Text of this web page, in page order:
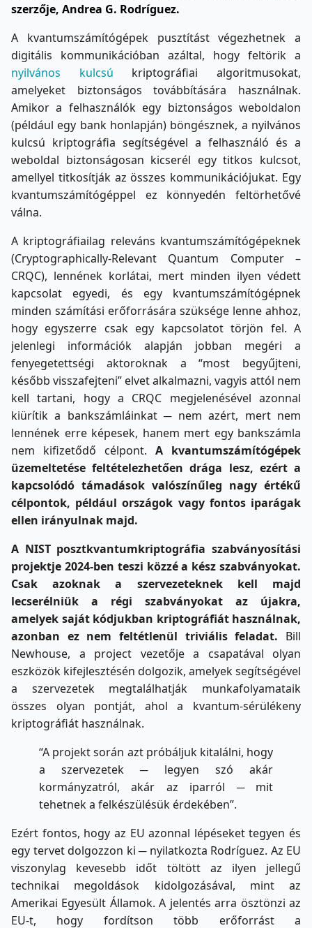
szerzője, Andrea G. Rodríguez.
A kvantumszámítógépek pusztítást végezhetnek a
digitális kommunikációban azáltal, hogy feltörik a
nyilvános kulcsú kriptográfiai algoritmusokat,
amelyeket biztonságos továbbítására használnak.
Amikor a felhasználók egy biztonságos weboldalon
(például egy bank honlapján) böngésznek, a nyilvános
kulcsú kriptográfia segítségével a felhasználó és a
weboldal biztonságosan kicserél egy titkos kulcsot,
amellyel titkosítják az összes kommunikációjukat. Egy
kvantumszámítógéppel ez könnyedén feltörhetővé
válna.
A kriptográfiailag releváns kvantumszámítógépeknek
(Cryptographically-Relevant Quantum Computer –
CRQC), lennének korlátai, mert minden ilyen védett
kapcsolat egyedi, és egy kvantumszámítógépnek
minden számítási erőforrására szüksége lenne ahhoz,
hogy egyszerre csak egy kapcsolatot törjön fel. A
jelenlegi információk alapján jobban megéri a
fenyegetettségi aktoroknak a “most begyűjteni,
később visszafejteni” elvet alkalmazni, vagyis attól nem
kell tartani, hogy a CRQC megjelenésével azonnal
kiürítik a bankszámláinkat ─ nem azért, mert nem
lennének erre képesek, hanem mert egy bankszámla
nem kifizetődő célpont. A kvantumszámítógépek
üzemeltetése feltételezhetően drága lesz, ezért a
kapcsolódó támadások valószínűleg nagy értékű
célpontok, például országok vagy fontos iparágak
ellen irányulnak majd.
A NIST posztkvantumkriptográfia szabványosítási
projektje 2024-ben teszi közzé a kész szabványokat.
Csak azoknak a szervezeteknek kell majd
lecserélniük a régi szabványokat az újakra,
amelyek saját kódjukban kriptográfiát használnak,
azonban ez nem feltétlenül triviális feladat. Bill
Newhouse, a project vezetője a csapatával olyan
eszközök kifejlesztésén dolgozik, amelyek segítségével
a szervezetek megtalálhatják munkafolyamataik
összes olyan pontját, ahol a kvantum-sérülékeny
kriptográfiát használnak.
“A projekt során azt próbáljuk kitalálni, hogy
a szervezetek ─ legyen szó akár
kormányzatról, akár az iparról ─ mit
tehetnek a felkészülésük érdekében”.
Ezért fontos, hogy az EU azonnal lépéseket tegyen és
egy tervet dolgozzon ki ─ nyilatkozta Rodríguez. Az EU
viszonylag kevesebb időt töltött az ilyen jellegű
technikai megoldások kidolgozásával, mint az
Amerikai Egyesült Államok. A jelentés arra ösztönzi az
EU-t, hogy fordítson több erőforrást a